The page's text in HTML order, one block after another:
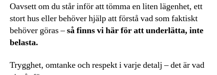
Oavsett om du står inför att tömma en liten lägenhet, ett
stort hus eller behöver hjälp att förstå vad som faktiskt
behöver göras –så finns vi här för att underlätta, inte
belasta.
Trygghet, omtanke och respekt i varje detalj – det är vad